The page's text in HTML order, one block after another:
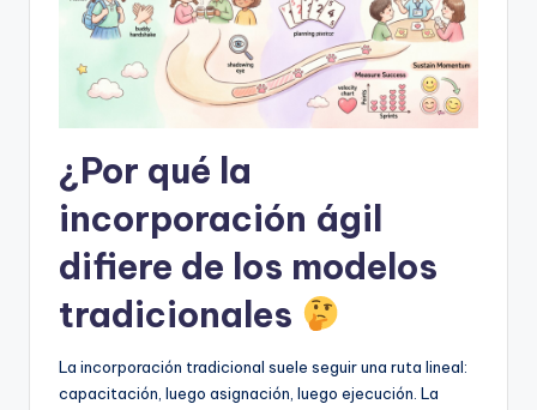
si
¿Por qué la
incorporación ágil
difiere de los modelos
tradicionales
La incorporación tradicional suele seguir una ruta lineal:
capacitación, luego asignación, luego ejecución. La